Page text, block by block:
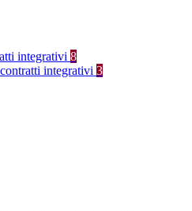
integrativi 8
integrativi 3